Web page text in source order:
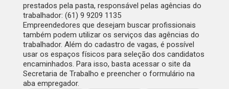
prestados pela pasta, responsável pelas agências do
trabalhador: (61) 9 9209 1135
Empreendedores que desejam buscar profissionais
também podem utilizar os serviços das agências do
trabalhador. Além do cadastro de vagas, é possível
usar os espaços físicos para seleção dos candidatos
encaminhados. Para isso, basta acessar o site da
Secretaria de Trabalho e preencher o formulário na
aba empregador.